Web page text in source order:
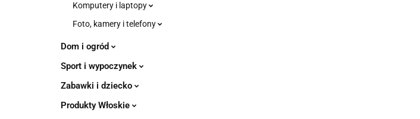
Komputery i laptopy
Foto, kamery i telefony
Dom i ogród
Sport i wypoczynek
Zabawki i dziecko
Produkty Włoskie